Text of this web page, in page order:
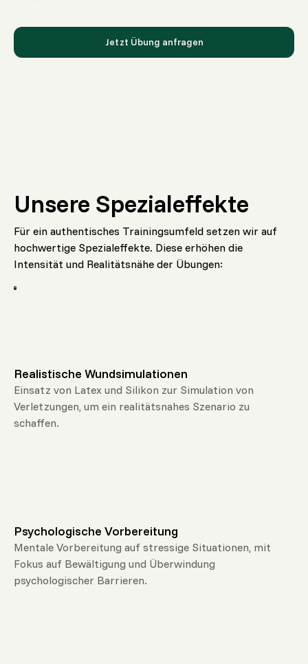
Jetzt Übung anfragen
Unsere Spezialeffekte
Für ein authentisches Trainingsumfeld setzen wir auf
hochwertige Spezialeffekte. Diese erhöhen die
Intensität und Realitätsnähe der Übungen:
Realistische Wundsimulationen
Einsatz von Latex und Silikon zur Simulation von
Verletzungen, um ein realitätsnahes Szenario zu
schaffen.
Psychologische Vorbereitung
Mentale Vorbereitung auf stressige Situationen, mit
Fokus auf Bewältigung und Überwindung
psychologischer Barrieren.